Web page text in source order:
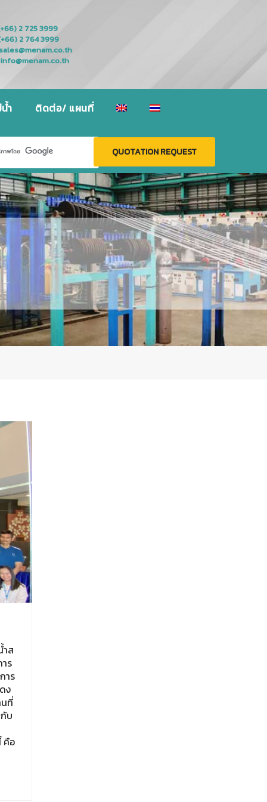
2 725 3999
2 764 3999
info@menam.co.th
ำ ติดต่อ/ แผนที่
QUOTATION REQUEST
ส
ร
าร
ง
ที่
บ
คือ